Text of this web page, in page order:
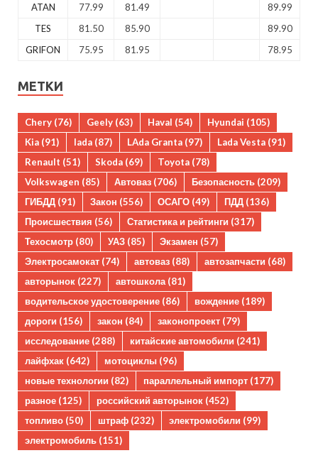
ATAN 77.99 81.49
89.99
TES
81.50 85.90
89.90
GRIFON
75.95 81.95 78.95
МЕТКИ
Chery (76) Geely (63) Haval (54) Hyundai (105)
Kia (91) lada (87) LAda Granta (97) Lada Vesta (91)
Renault (51) Skoda (69) Toyota (78)
Volkswagen (85) Автоваз (706) Безопасность (209)
ГИБДД (91) Закон (556) ОСАГО (49) ПДД (136)
Происшествия (56) Статистика и рейтинги (317)
Техосмотр (80) УАЗ (85) Экзамен (57)
Электросамокат (74) автоваз (88) автозапчасти (68)
авторынок (227) автошкола (81)
водительское удостоверение (86) вождение (189)
дороги (156) закон (84) законопроект (79)
исследование (288) китайские автомобили (241)
лайфхак (642) мотоциклы (96)
новые технологии (82) параллельный импорт (177)
разное (125) российский авторынок (452)
топливо (50) штраф (232) электромобили (99)
электромобиль (151)